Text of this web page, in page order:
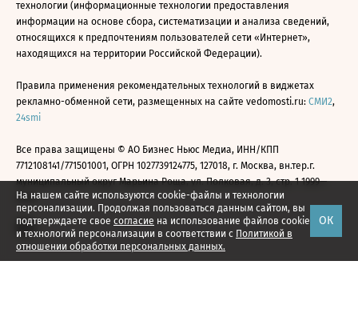
На нашем сайте используются cookie-файлы и технологии
персонализации. Продолжая пользоваться данным сайтом, вы
подтверждаете свое согласие на использование файлов cookie
и технологий персонализации в соответствии с Политикой в
отношении обработки персональных данных.
ОК
технологии (информационные технологии предоставления
информации на основе сбора, систематизации и анализа сведений,
относящихся к предпочтениям пользователей сети «Интернет»,
находящихся на территории Российской Федерации).
Правила применения рекомендательных технологий в виджетах
рекламно-обменной сети, размещенных на сайте vedomosti.ru: СМИ2,
24smi
Все права защищены © АО Бизнес Ньюс Медиа, ИНН/КПП
7712108141/771501001, ОГРН 1027739124775, 127018, г. Москва, вн.тер.г.
муниципальный округ Марьина Роща, ул. Полковая, д. 3, стр. 1 1999—
2026